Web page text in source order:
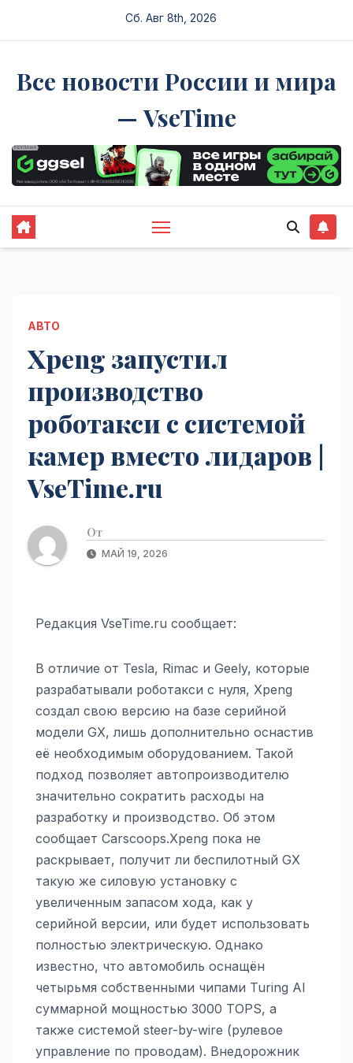
Сб. Авг 8th, 2026
Все новости России и мира
— VseTime
АВТО
Xpeng запустил
производство
роботакси с системой
камер вместо лидаров |
VseTime.ru
От
МАЙ 19, 2026
Редакция VseTime.ru сообщает:
В отличие от Tesla, Rimac и Geely, которые
разрабатывали роботакси с нуля, Xpeng
создал свою версию на базе серийной
модели GX, лишь дополнительно оснастив
её необходимым оборудованием. Такой
подход позволяет автопроизводителю
значительно сократить расходы на
разработку и производство. Об этом
сообщает Carscoops.Xpeng пока не
раскрывает, получит ли беспилотный GX
такую же силовую установку с
увеличенным запасом хода, как у
серийной версии, или будет использовать
полностью электрическую. Однако
известно, что автомобиль оснащён
четырьмя собственными чипами Turing AI
суммарной мощностью 3000 TOPS, а
также системой steer-by-wire (рулевое
управление по проводам). Внедорожник